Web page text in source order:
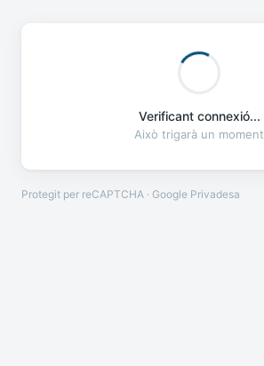
Verificant connexió...
Això trigarà un moment
Protegit per reCAPTCHA · Google Privadesa